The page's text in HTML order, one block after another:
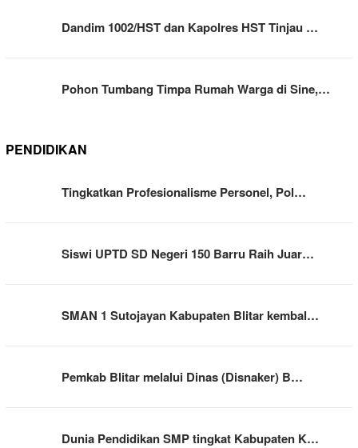
Dandim 1002/HST dan Kapolres HST Tinjau …
Pohon Tumbang Timpa Rumah Warga di Sine,…
PENDIDIKAN
Tingkatkan Profesionalisme Personel, Pol…
Siswi UPTD SD Negeri 150 Barru Raih Juar…
SMAN 1 Sutojayan Kabupaten Blitar kembal…
Pemkab Blitar melalui Dinas (Disnaker) B…
Dunia Pendidikan SMP tingkat Kabupaten K…